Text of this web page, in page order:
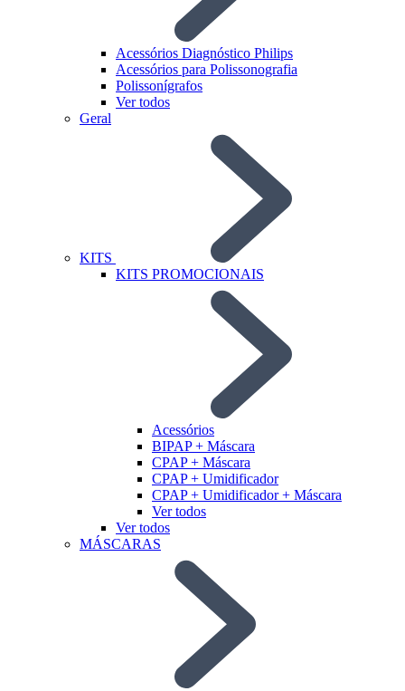
Acessórios Diagnóstico Philips
Acessórios para Polissonografia
Polissonígrafos
Ver todos
Geral
KITS
KITS PROMOCIONAIS
Acessórios
BIPAP + Máscara
CPAP + Máscara
CPAP + Umidificador
CPAP + Umidificador + Máscara
Ver todos
Ver todos
MÁSCARAS